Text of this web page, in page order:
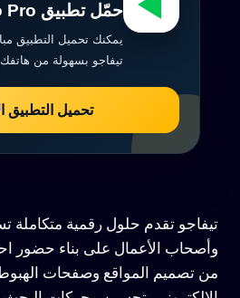
حمّل تطبيق Tefagoo Pro الآن
يمكنك تحميل التطبيق
تيفاجو بسهولة من
تحميل التطبيق
تيفاجو تقدم حلول رقمية متكاملة
وأصحاب الأعمال على بناء حضور
من تصميم المواقع وصفحات